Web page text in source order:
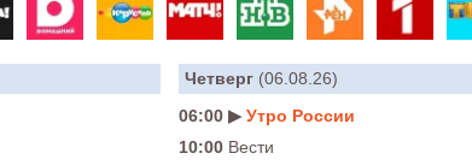
Четверг (06.08.26)
06:00 ▶Утро России
10:00 Вести